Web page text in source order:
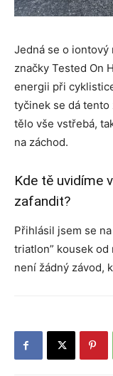
Jedná se o iontový
značky Tested On
energii při
tyčinek se dá tento
tělo vše vstřebá,
na záchod.
Kde tě uvidíme
zafandit?
Přihlásil jsem se
triatlon” kousek
není žádný závod,